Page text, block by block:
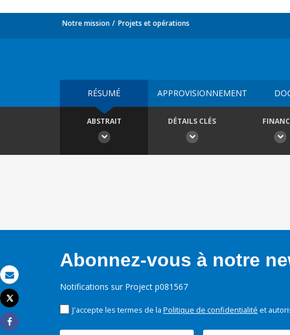
Email
Imprimer
Tweet
Share
Notre mission Projets et opérations
RÉSUMÉ APPROVISIONNEMENT
ABSTRAIT DÉTAILS CLÉS
Abonnez-vous à notre
Notifications sur Project p081567
J'accepte les termes de la Politique de confidentialité et